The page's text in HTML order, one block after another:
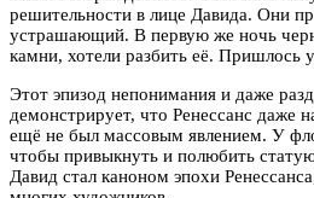
решительности в лице Давида. Они
устрашающий. В первую же ночь
камни, хотели разбить её. Пришлось
Этот эпизод непонимания и даже
демонстрирует, что Ренессанс даже
ещё не был массовым явлением. У
чтобы привыкнуть и полюбить
Давид стал каноном эпохи